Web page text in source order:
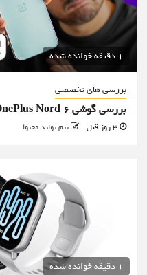
1 دقیقه خوانده شده
بررسی های تخصصی
بررسی گوشی OnePlus Nord 6؛ استاندارد خیلی بالا!
تیم تولید محتوا
1 دقیقه خوانده شده